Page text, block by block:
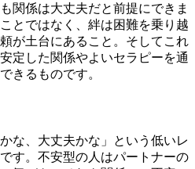
関係は大丈夫だと前提にできま
とではなく、絆は困難を乗り越
が土台にあること。そしてこれ
定した関係やよいセラピーを通
きるものです。
な、大丈夫かな」という低いレ
す。不安型の人はパートナーの